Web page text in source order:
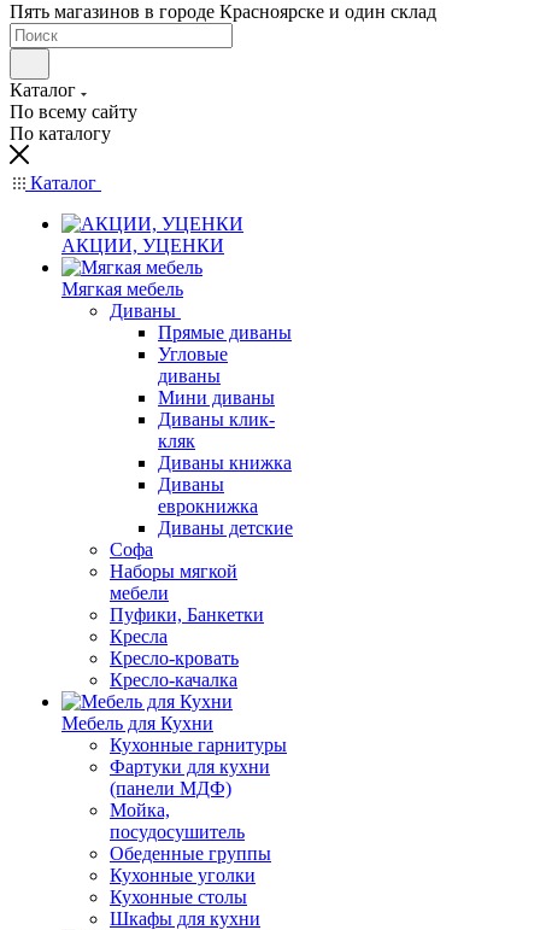
Пять магазинов в городе Красноярске и один склад
Каталог
По всему сайту
По каталогу
Каталог
АКЦИИ, УЦЕНКИ
Мягкая мебель
Диваны
Прямые диваны
Угловые
диваны
Мини диваны
Диваны клик-
кляк
Диваны книжка
Диваны
еврокнижка
Диваны детские
Софа
Наборы мягкой
мебели
Пуфики, Банкетки
Кресла
Кресло-кровать
Кресло-качалка
Мебель для Кухни
Кухонные гарнитуры
Фартуки для кухни
(панели МДФ)
Мойка,
посудосушитель
Обеденные группы
Кухонные уголки
Кухонные столы
Шкафы для кухни